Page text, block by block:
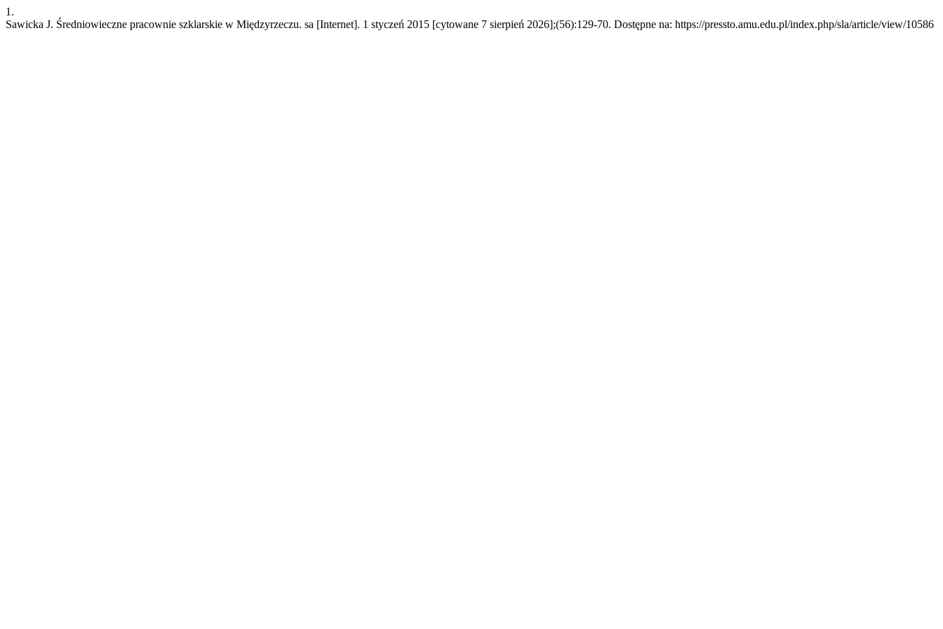
1.
Sawicka J. Średniowieczne pracownie szklarskie w Międzyrzeczu. sa [Internet]. 1 styczeń 2015 [cytowane 7 sierpień 2026];(56):129-70. Dostępne na: https://pressto.amu.edu.pl/index.php/sla/article/view/10586